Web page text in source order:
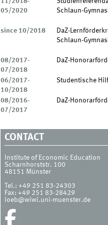
05/2020
Schlaun-
since 10/2018
DaZ-
Schlaun-
08/2017-
07/2018
DaZ-
06/2017-
10/2018
Studentische
08/2016-
07/2017
DaZ-
CONTACT
Institute of Economic Education
Scharnhorststr. 100
48151 Münster
Tel.: +49 251 83-24303
Fax: +49 251 83-28429
ioeb@wiwi.uni-muenster.de